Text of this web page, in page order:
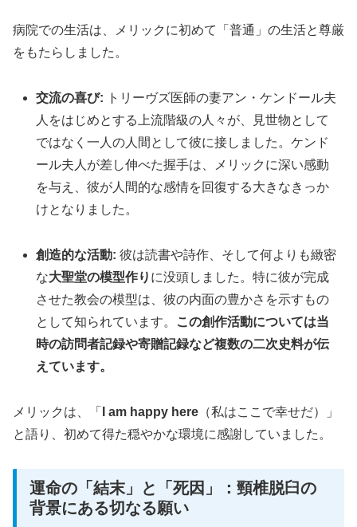
病院での生活は、メリックに初めて「普通」の生活と尊厳
をもたらしました。
交流の喜び: トリーヴズ医師の妻アン・ケンドール夫
人をはじめとする上流階級の人々が、見世物として
ではなく一人の人間として彼に接しました。ケンド
ール夫人が差し伸べた握手は、メリックに深い感動
を与え、彼が人間的な感情を回復する大きなきっか
けとなりました。
創造的な活動: 彼は読書や詩作、そして何よりも緻密
な大聖堂の模型作り に没頭しました。特に彼が完成
させた教会の模型は、彼の内面の豊かさを示すもの
として知られています。
この創作活動については当
時の訪問者記録や寄贈記録など複数の二次史料が伝
えています。
メリックは、「 I am happy here （私はここで幸せだ）」
と語り、初めて得た穏やかな環境に感謝していました。
運命の「結末」と「死因」：頸椎脱臼の
背景にある切なる願い